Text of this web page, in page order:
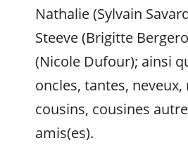
Nathalie (Sylvain
Steeve (Brigitte
(Nicole Dufour); ainsi
oncles, tantes, neveux,
cousins, cousines
amis(es).